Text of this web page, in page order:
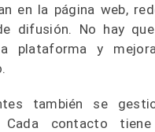
en la página web,
difusión. No hay
plataforma y
también se
Cada contacto